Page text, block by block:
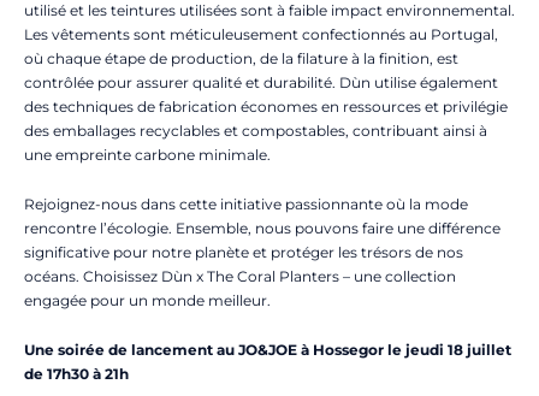
utilisé et les teintures utilisées sont à faible impact environnemental.
Les vêtements sont méticuleusement confectionnés au Portugal,
où chaque étape de production, de la filature à la finition, est
contrôlée pour assurer qualité et durabilité. Dùn utilise également
des techniques de fabrication économes en ressources et privilégie
des emballages recyclables et compostables, contribuant ainsi à
une empreinte carbone minimale.
Rejoignez-nous dans cette initiative passionnante où la mode
rencontre l’écologie. Ensemble, nous pouvons faire une différence
significative pour notre planète et protéger les trésors de nos
océans. Choisissez Dùn x The Coral Planters – une collection
engagée pour un monde meilleur.
Une soirée de lancement au JO&JOE à Hossegor le jeudi 18 juillet
de 17h30 à 21h